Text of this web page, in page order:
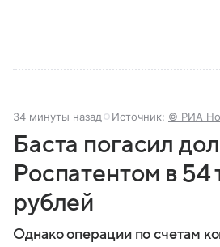
34 минуты назад Источник: © РИА
Баста погасил
Роспатентом в 54
рублей
Однако операции по счетам